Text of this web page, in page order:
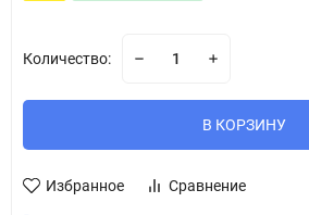
Количество:
В КОРЗИНУ
Избранное Сравнение